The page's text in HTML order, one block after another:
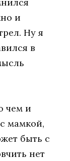
и
Ну я
в
чем и
мамкой,
быть с
нет